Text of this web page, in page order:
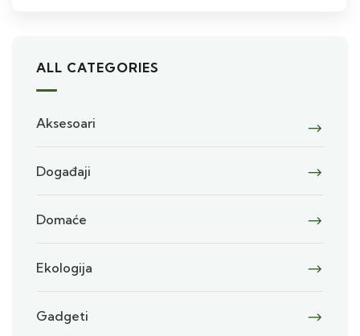
ALL CATEGORIES
Aksesoari
Događaji
Domaće
Ekologija
Gadgeti